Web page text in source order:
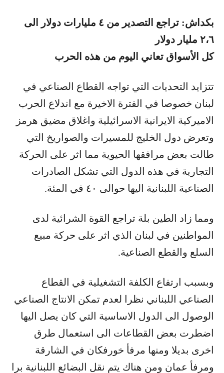
بكداش: تراجع التصدير من ٤ مليارات دولار الى
٢،٦ مليار دولار
كل الأسواق تعاني اليوم من هذه الحرب
تتزايد التحديات التي تواجه القطاع الصناعي في
لبنان خصوصا في الفترة الاخيرة مع اندلاع الحرب
الاميركية الايرانية الاسرائيلية واغلاق مضيق هرمز
وتعرض دول الخليج للمسيرات والصواريخ التي
طالت بعض مرافقها الحيوية مما اثر على الحركة
التجارية في هذه الدول التي تشكل الصادرات
الصناعية اللبنانية اليها حوالى ٤٠ في المئة.
ومما زاد الطين بلة تراجع القوة الشرائية لدى
المواطنين في لبنان الذي اثر على حركة مبيع
السلع والقطع الصناعية.
وبسبب ارتفاع الكلفة التشغيلية في القطاع
الصناعي اللبناني نظرا لعدم تمكن الانتاج الصناعي
الوصول الى الدول الاساسية التي كان يصل اليها
اضطرت بعض القطاعات الى استعمال طرق
اخرى بديلا ومنها مرفأ خورفكان في الشارقة
ومرفأ عمان ومن هناك يتم نقل البضائع اللبنانية برا